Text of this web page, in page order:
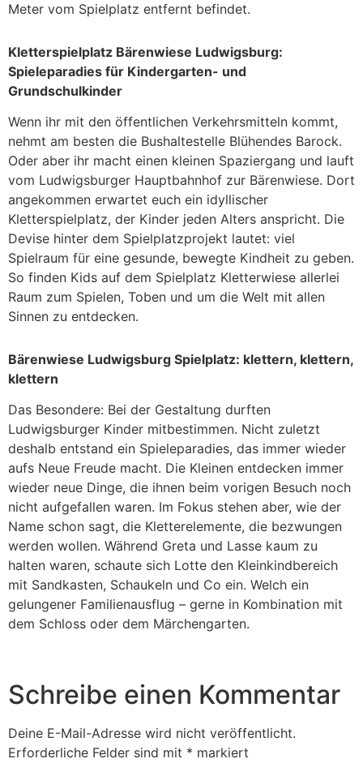
Meter vom Spielplatz entfernt befindet.
Kletterspielplatz Bärenwiese Ludwigsburg:
Spieleparadies für Kindergarten- und
Grundschulkinder
Wenn ihr mit den öffentlichen Verkehrsmitteln kommt,
nehmt am besten die Bushaltestelle Blühendes Barock.
Oder aber ihr macht einen kleinen Spaziergang und lauft
vom Ludwigsburger Hauptbahnhof zur Bärenwiese. Dort
angekommen erwartet euch ein idyllischer
Kletterspielplatz, der Kinder jeden Alters anspricht. Die
Devise hinter dem Spielplatzprojekt lautet: viel
Spielraum für eine gesunde, bewegte Kindheit zu geben.
So finden Kids auf dem Spielplatz Kletterwiese allerlei
Raum zum Spielen, Toben und um die Welt mit allen
Sinnen zu entdecken.
Bärenwiese Ludwigsburg Spielplatz: klettern, klettern,
klettern
Das Besondere: Bei der Gestaltung durften
Ludwigsburger Kinder mitbestimmen. Nicht zuletzt
deshalb entstand ein Spieleparadies, das immer wieder
aufs Neue Freude macht. Die Kleinen entdecken immer
wieder neue Dinge, die ihnen beim vorigen Besuch noch
nicht aufgefallen waren. Im Fokus stehen aber, wie der
Name schon sagt, die Kletterelemente, die bezwungen
werden wollen. Während Greta und Lasse kaum zu
halten waren, schaute sich Lotte den Kleinkindbereich
mit Sandkasten, Schaukeln und Co ein. Welch ein
gelungener Familienausflug – gerne in Kombination mit
dem Schloss oder dem Märchengarten.
Schreibe einen Kommentar
Deine E-Mail-Adresse wird nicht veröffentlicht.
Erforderliche Felder sind mit * markiert